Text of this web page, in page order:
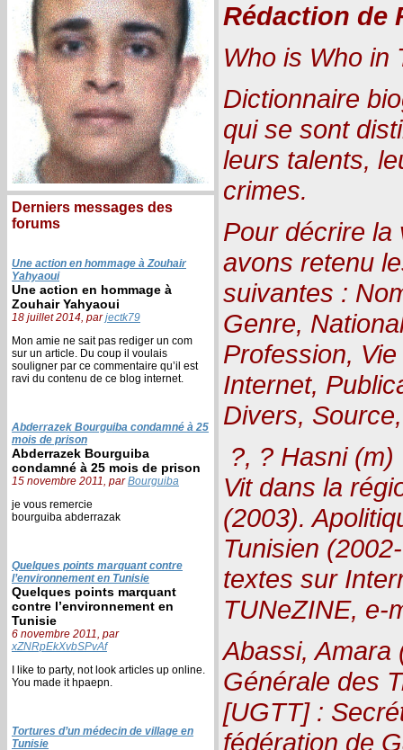
Derniers messages des
forums
Une action en hommage à Zouhair
Yahyaoui
Une action en hommage à
Zouhair Yahyaoui
18 juillet 2014, parjectk79
Mon amie ne sait pas rediger un com
sur un article. Du coup il voulais
souligner par ce commentaire qu’il est
ravi du contenu de ce blog internet.
Abderrazek Bourguiba condamné à 25
mois de prison
Abderrazek Bourguiba
condamné à 25 mois de prison
15 novembre 2011, parBourguiba
je vous remercie
bourguiba abderrazak
Quelques points marquant contre
l’environnement en Tunisie
Quelques points marquant
contre l’environnement en
Tunisie
6 novembre 2011, par
xZNRpEkXvbSPvAf
I like to party, not look articles up online.
You made it hpaepn.
Tortures d’un médecin de village en
Tunisie
Rédaction de
Who is Who in
Dictionnaire
qui se sont
leurs talents,
crimes.
Pour décrire la
avons retenu
suivantes :
Genre,
Profession,
Internet,
Divers,
?, ? Hasni
Vit dans la
(2003).
Tunisien
textes sur
TUNeZINE, e-
Abassi, Amara
Générale des
[UGTT] :
fédération de